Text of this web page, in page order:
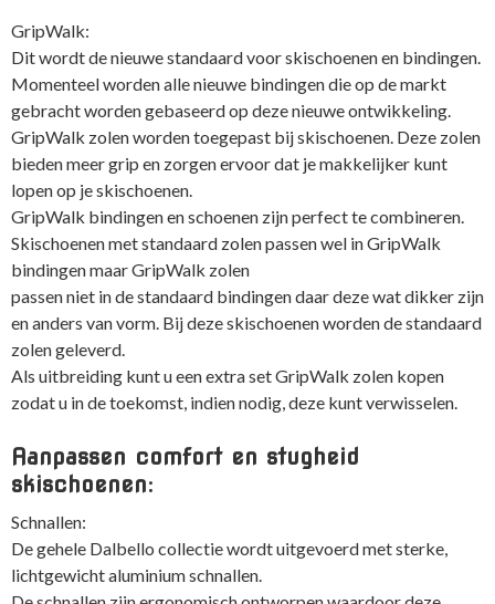
GripWalk:
Dit wordt de nieuwe standaard voor skischoenen en bindingen.
Momenteel worden alle nieuwe bindingen die op de markt
gebracht worden gebaseerd op deze nieuwe ontwikkeling.
GripWalk zolen worden toegepast bij skischoenen. Deze zolen
bieden meer grip en zorgen ervoor dat je makkelijker kunt
lopen op je skischoenen.
GripWalk bindingen en schoenen zijn perfect te combineren.
Skischoenen met standaard zolen passen wel in GripWalk
bindingen maar GripWalk zolen
passen niet in de standaard bindingen daar deze wat dikker zijn
en anders van vorm. Bij deze skischoenen worden de standaard
zolen geleverd.
Als uitbreiding kunt u een extra set GripWalk zolen kopen
zodat u in de toekomst, indien nodig, deze kunt verwisselen.
Aanpassen comfort en stugheid
skischoenen:
Schnallen:
De gehele Dalbello collectie wordt uitgevoerd met sterke,
lichtgewicht aluminium schnallen.